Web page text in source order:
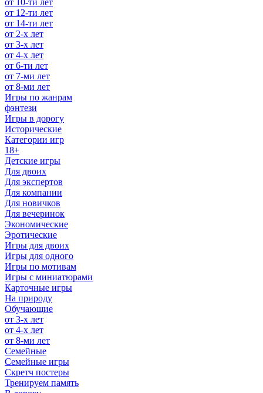
от 10-ти лет
от 12-ти лет
от 14-ти лет
от 2-х лет
от 3-х лет
от 4-х лет
от 6-ти лет
от 7-ми лет
от 8-ми лет
Игры по жанрам
фэнтези
Игры в дорогу
Исторические
Категории игр
18+
Детские игры
Для двоих
Для экспертов
Для компании
Для новичков
Для вечеринок
Экономические
Эротические
Игры для двоих
Игры для одного
Игры по мотивам
Игры с миниатюрами
Карточные игры
На природу
Обучающие
от 3-х лет
от 4-х лет
от 8-ми лет
Семейные
Семейные игры
Скретч постеры
Тренируем память